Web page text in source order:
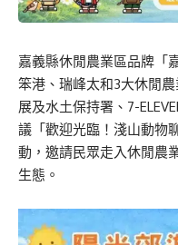
嘉義縣休閒農業區品牌「
笨港、瑞峰太和3大休閒
展及水土保持署、7-
議「歡迎光臨！淺山動物
動，邀請民眾走入休閒農
生態。